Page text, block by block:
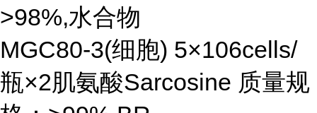
>98%,水合物
MGC80-3(细胞) 5×106cells/
瓶×2肌氨酸Sarcosine 质量规